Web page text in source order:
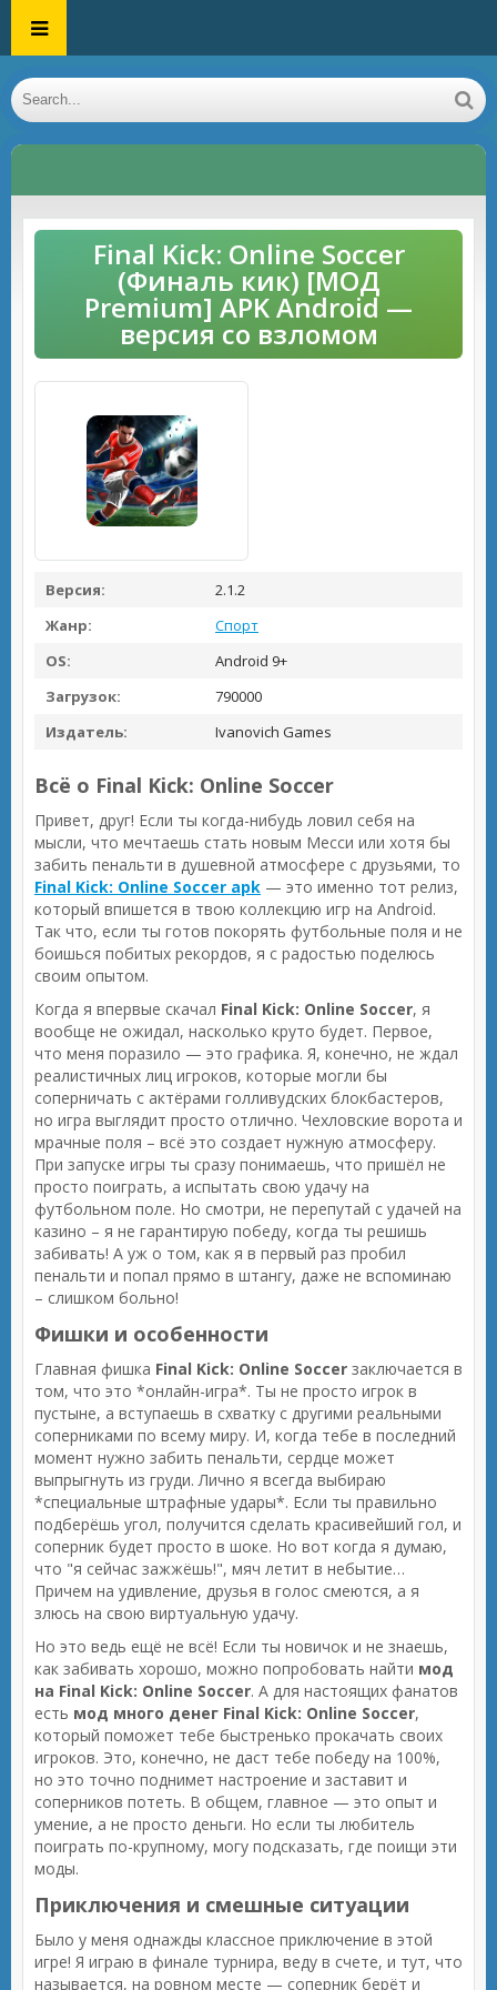
Final Kick: Online Soccer
(Финаль кик) [МОД
Premium] APK Android —
версия со взломом
Версия:
2.1.2
Жанр:
Спорт
OS:
Android 9+
Загрузок:
790000
Издатель:
Ivanovich Games
Всё о Final Kick: Online Soccer
Привет, друг! Если ты когда-нибудь ловил себя на
мысли, что мечтаешь стать новым Месси или хотя бы
забить пенальти в душевной атмосфере с друзьями, то
Final Kick: Online Soccer apk — это именно тот релиз,
который впишется в твою коллекцию игр на Android.
Так что, если ты готов покорять футбольные поля и не
боишься побитых рекордов, я с радостью поделюсь
своим опытом.
Когда я впервые скачал Final Kick: Online Soccer, я
вообще не ожидал, насколько круто будет. Первое,
что меня поразило — это графика. Я, конечно, не ждал
реалистичных лиц игроков, которые могли бы
соперничать с актёрами голливудских блокбастеров,
но игра выглядит просто отлично. Чехловские ворота и
мрачные поля – всё это создает нужную атмосферу.
При запуске игры ты сразу понимаешь, что пришёл не
просто поиграть, а испытать свою удачу на
футбольном поле. Но смотри, не перепутай с удачей на
казино – я не гарантирую победу, когда ты решишь
забивать! А уж о том, как я в первый раз пробил
пенальти и попал прямо в штангу, даже не вспоминаю
– слишком больно!
Фишки и особенности
Главная фишка Final Kick: Online Soccer заключается в
том, что это *онлайн-игра*. Ты не просто игрок в
пустыне, а вступаешь в схватку с другими реальными
соперниками по всему миру. И, когда тебе в последний
момент нужно забить пенальти, сердце может
выпрыгнуть из груди. Лично я всегда выбираю
*специальные штрафные удары*. Если ты правильно
подберёшь угол, получится сделать красивейший гол, и
соперник будет просто в шоке. Но вот когда я думаю,
что "я сейчас зажжёшь!", мяч летит в небытие…
Причем на удивление, друзья в голос смеются, а я
злюсь на свою виртуальную удачу.
Но это ведь ещё не всё! Если ты новичок и не знаешь,
как забивать хорошо, можно попробовать найти мод
на Final Kick: Online Soccer. А для настоящих фанатов
есть мод много денег Final Kick: Online Soccer,
который поможет тебе быстренько прокачать своих
игроков. Это, конечно, не даст тебе победу на 100%,
но это точно поднимет настроение и заставит и
соперников потеть. В общем, главное — это опыт и
умение, а не просто деньги. Но если ты любитель
поиграть по-крупному, могу подсказать, где поищи эти
моды.
Приключения и смешные ситуации
Было у меня однажды классное приключение в этой
игре! Я играю в финале турнира, веду в счете, и тут, что
называется, на ровном месте — соперник берёт и